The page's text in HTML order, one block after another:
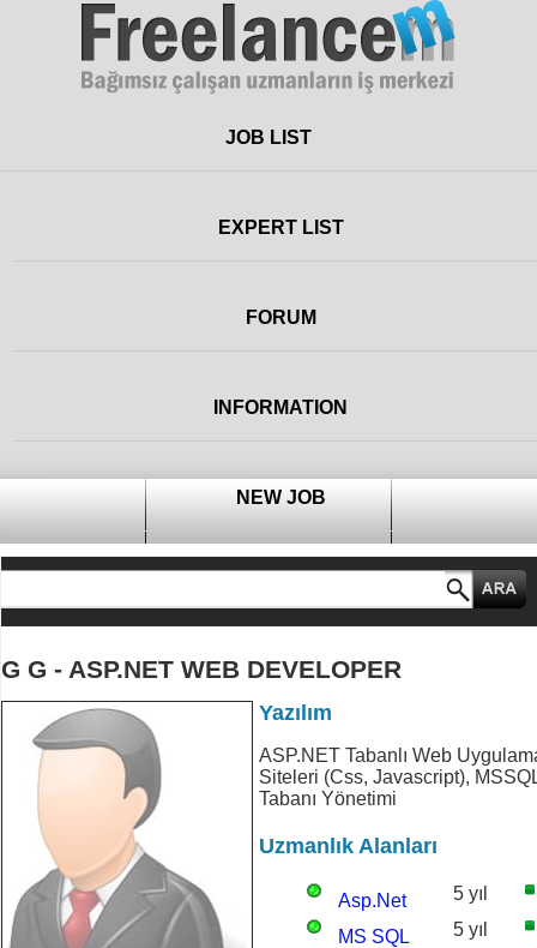
FreelanceJOB LIST
EXPERT LIST
FORUM
INFORMATION
NEW JOB
G G - ASP.NET WEB DEVELOPER
Yazılım
ASP.NET Tabanlı Web
Siteleri (Css, Javascript),
Tabanı Yönetimi
Uzmanlık Alanları
Asp.Net 5 yıl
MS SQL 5 yıl